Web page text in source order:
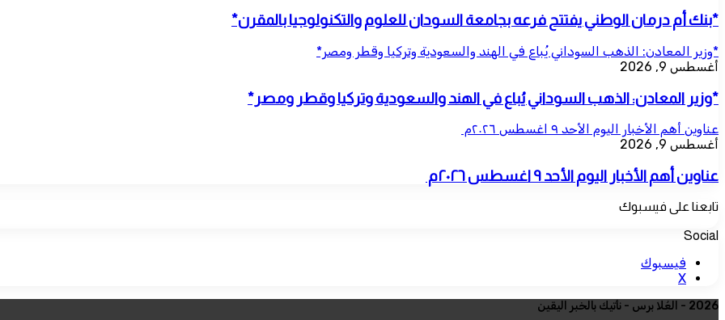
*بنك أم درمان الوطني يفتتح فرعه بجامعة السودان للعلوم والتكنولوجيا بالمقرن*
*وزير المعادن: الذهب السوداني يُباع في الهند والسعودية وتركيا وقطر ومصر*
أغسطس 9, 2026
*وزير المعادن: الذهب السوداني يُباع في الهند والسعودية وتركيا وقطر ومصر*
عناوين أهم الأخبار اليوم الأحد ٩ اغسطس ٢٠٢٦م ​
أغسطس 9, 2026
عناوين أهم الأخبار اليوم الأحد ٩ اغسطس ٢٠٢٦م ​
تابعنا على فيسبوك
Social
فيسبوك
‫X
2026 - العُلا برس - نأتيك بالخبر اليقين